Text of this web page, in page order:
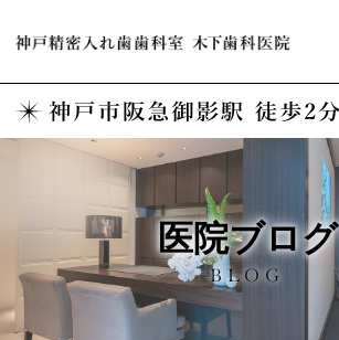
医院ブログ
BLOG